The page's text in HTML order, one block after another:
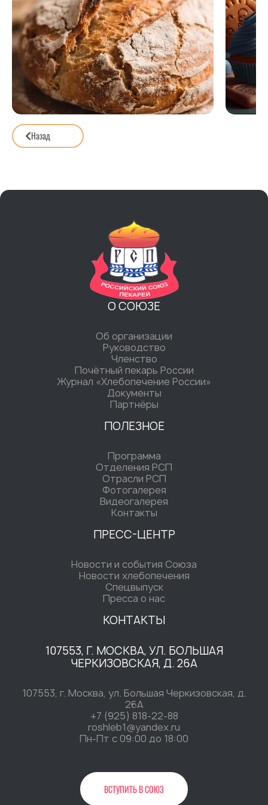
Назад
О СОЮЗЕ
Об организации
Руководство
Членство
Почётный пекарь России
Журнал «Хлебопечение России»
Документы
Партнёры
ПОЛЕЗНОЕ
Программа
Отделения РСП
Отрасли РСП
Фотогалерея
Видеогалерея
Контакты
ПРЕСС-ЦЕНТР
Новости и события Союза
Новости хлебопечения
Спецвыпуск
Пресса о нас
КОНТАКТЫ
107553, Г. МОСКВА, УЛ. БОЛЬШАЯ
ЧЕРКИЗОВСКАЯ, Д. 26А
107553, г. Москва, ул. Большая Черкизовская, д.
26А
+7 (925) 818-22-88
roshleb1@yandex.ru
Пн-Пт c 09:00 до 18:00
ВСТУПИТЬ В СОЮЗ